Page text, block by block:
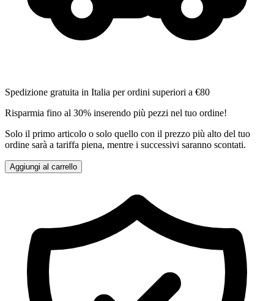
Spedizione gratuita in Italia per ordini superiori a €80
Risparmia fino al 30% inserendo più pezzi nel tuo ordine!
Solo il primo articolo o solo quello con il prezzo più alto del tuo
ordine sarà a tariffa piena, mentre i successivi saranno scontati.
Aggiungi al carrello